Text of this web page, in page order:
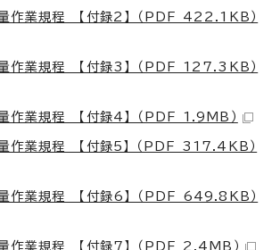
作業規程 【付録2】 （PDF 422.1KB）
作業規程 【付録3】 （PDF 127.3KB）
作業規程 【付録4】 （PDF 1.9MB）
作業規程 【付録5】 （PDF 317.4KB）
作業規程 【付録6】 （PDF 649.8KB）
作業規程 【付録7】 （PDF 2.4MB）